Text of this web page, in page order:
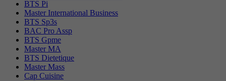
BTS Pi
Master International Business
BTS Sp3s
BAC Pro Assp
BTS Gpme
Master MA
BTS Dietetique
Master Mass
Cap Cuisine